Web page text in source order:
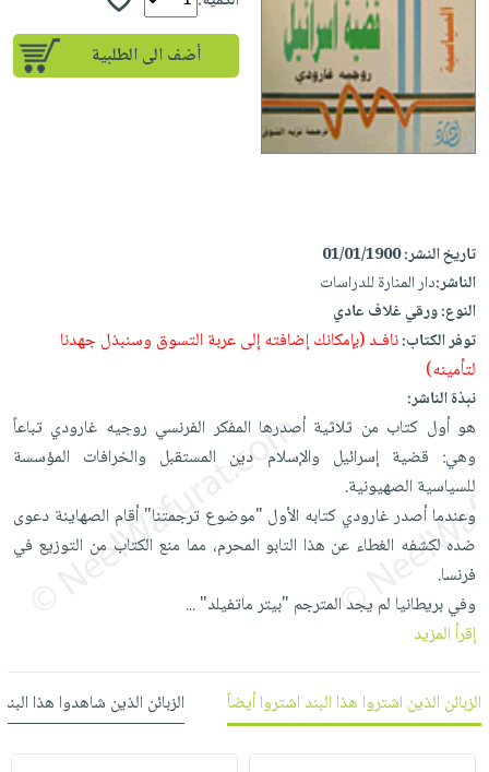
إختياراتنا
أكاديمية
صندوق
القراءة
بلا
حدود
أسئلة
يتكرر
iKitab
على
Android
تحميل
iKitab
على
Apple
يتكرر
طرحها
تحميل
masmu3
masmu3
على
Apple
مبيعاً
إختياراتنا
وسائل
القراءة
جوائز
تعليمية
الصحة
والعناية
الشخصية
أجهزة
العناية
الشخصية
العناية
وتصفيف
الشعر
العناية
بالجسم
العناية
بالأسنان
والتغذية
المطبخ
والسفرة
جديد
الكل
أواني
الطهي
أدوات
الخبز
أدوات
المائدة
والتخزين
أدوات
المطبخ
متجر
الهدايا
أقسام
الأكثر
مبيعاً
للمدارس
اكسسوارات
اكسسوارات
منزلية
اكسسوارات
شحن
مجاني
مختارة
اشتراكات
الاشتراكات
صندوق
القراءة
بحث
متقدم
أضف الى الطلبية
تاريخ النشر:01/01/1900
الناشر:دار المنارة للدراسات
النوع:ورقي غلاف عادي
توفر الكتاب:نافـد (بإمكانك إضافته إلى عربة التسوق وسنبذل جهدنا
لتأمينه)
نبذة الناشر:
هو أول كتاب من ثلاثية أصدرها المفكر الفرنسي روجيه غارودي تباعاً
وهي: قضية إسرائيل والإسلام دين المستقبل والخرافات المؤسسة
للسياسية الصهيونية.
وعندما أصدر غارودي كتابه الأول "موضوع ترجمتنا" أقام الصهاينة دعوى
ضده لكشفه الغطاء عن هذا التابو المحرم، مما منع الكتاب من التوزيع في
فرنسا.
وفي بريطانيا لم يجد المترجم "بيتر ماتفيلد"...
إقرأ المزيد
الزبائن الذين اشتروا هذا البند اشتروا أيضاً الزبائن الذين شاهدوا هذا